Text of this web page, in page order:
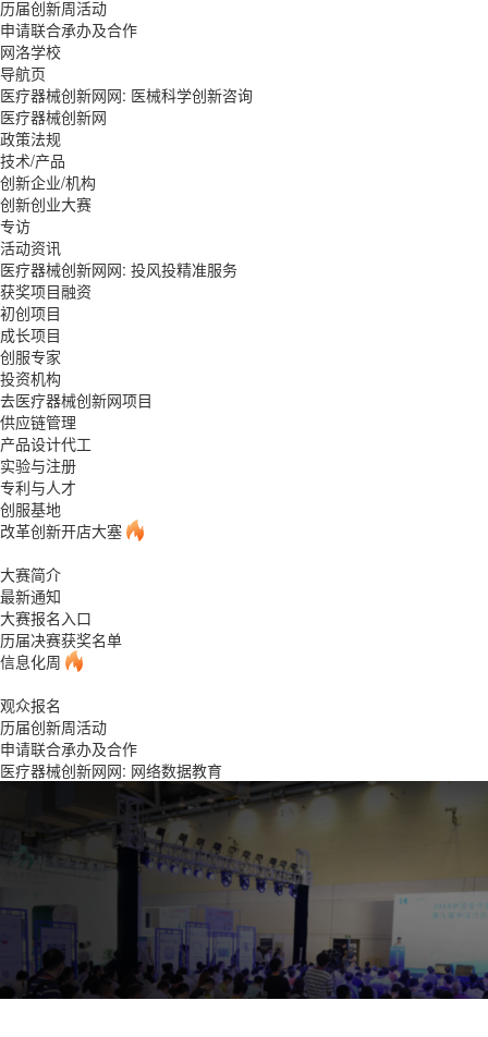
历届创新周活动
申请联合承办及合作
网洛学校
导航页
医疗器械创新网网: 医械科学创新咨询
医疗器械创新网
政策法规
技术/产品
创新企业/机构
创新创业大赛
专访
活动资讯
医疗器械创新网网: 投风投精准服务
获奖项目融资
初创项目
成长项目
创服专家
投资机构
去医疗器械创新网项目
供应链管理
产品设计代工
实验与注册
专利与人才
创服基地
改革创新开店大塞
大赛简介
最新通知
大赛报名入口
历届决赛获奖名单
信息化周
观众报名
历届创新周活动
申请联合承办及合作
医疗器械创新网网: 网络数据教育